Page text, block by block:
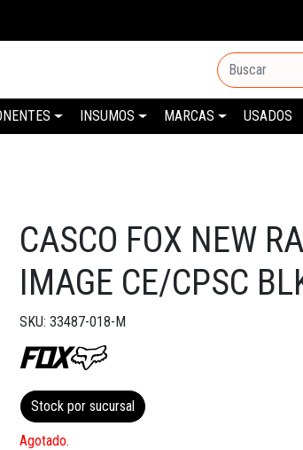
INSUMOS MARCAS USADOS
CASCO FOX NEW
IMAGE CE/CPSC
SKU: 33487-018-M
Stock por sucursal
Agotado.